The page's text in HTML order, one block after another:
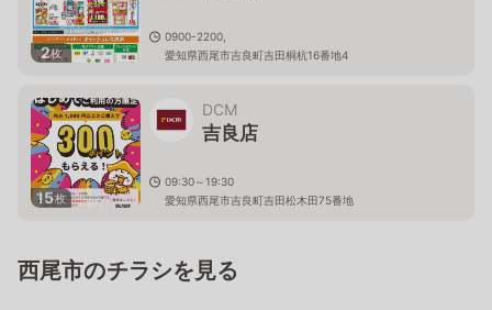
2枚
0900-2200,
愛知県西尾市吉良町吉田桐杭16番地4
15枚
DCM
吉良店
09:30～19:30
愛知県西尾市吉良町吉田松木田75番地
西尾市のチラシを見る